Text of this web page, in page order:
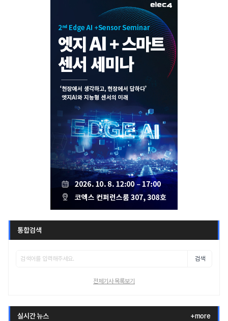
통합검색
검색
전체기사 목록보기
실시간 뉴스 +more